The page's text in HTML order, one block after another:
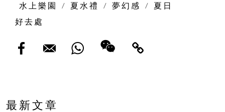
水上樂園
/ 夏水禮 / 夢幻感 /
夏日
好去處
最新文章